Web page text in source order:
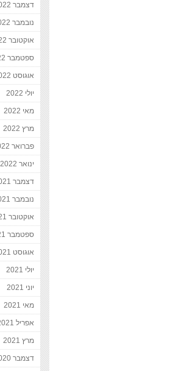
דצמבר 2022
נובמבר 2022
אוקטובר 2022
ספטמבר 2022
אוגוסט 2022
יולי 2022
מאי 2022
מרץ 2022
פברואר 2022
ינואר 2022
דצמבר 2021
נובמבר 2021
אוקטובר 2021
ספטמבר 2021
אוגוסט 2021
יולי 2021
יוני 2021
מאי 2021
אפריל 2021
מרץ 2021
דצמבר 2020